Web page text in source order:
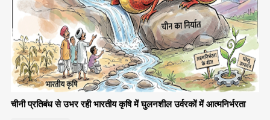
चीनी प्रतिबंध से उभर रही भारतीय कृषि में घुलनशील उर्वरकों में आत्मनिर्भरता